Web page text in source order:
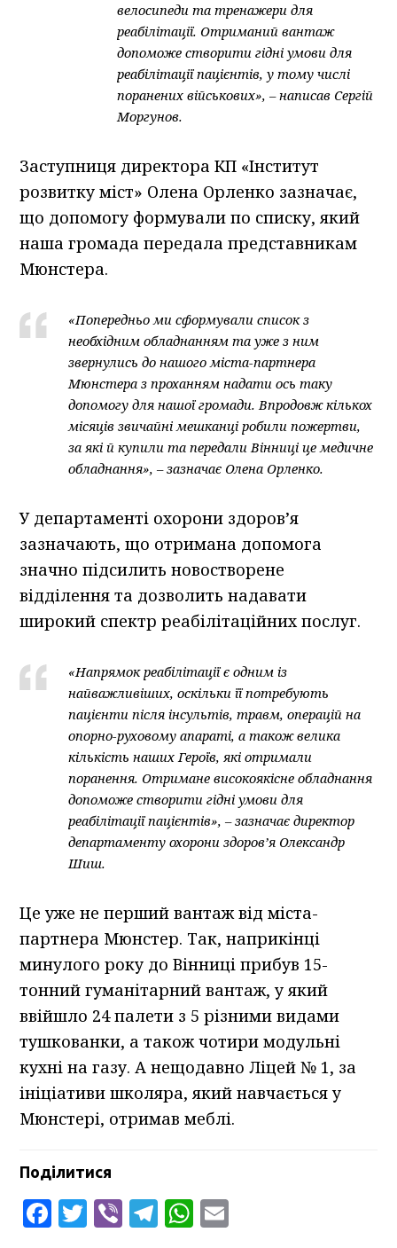
велосипеди та тренажери для
реабілітації. Отриманий вантаж
допоможе створити гідні умови для
реабілітації пацієнтів, у тому числі
поранених військових», – написав Сергій
Моргунов.
Заступниця директора КП «Інститут
розвитку міст» Олена Орленко зазначає,
що допомогу формували по списку, який
наша громада передала представникам
Мюнстера.
«Попередньо ми сформували список з
необхідним обладнанням та уже з ним
звернулись до нашого міста-партнера
Мюнстера з проханням надати ось таку
допомогу для нашої громади. Впродовж кількох
місяців звичайні мешканці робили пожертви,
за які й купили та передали Вінниці це медичне
обладнання», – зазначає Олена Орленко.
У департаменті охорони здоров’я
зазначають, що отримана допомога
значно підсилить новостворене
відділення та дозволить надавати
широкий спектр реабілітаційних послуг.
«Напрямок реабілітації є одним із
найважливіших, оскільки її потребують
пацієнти після інсультів, травм, операцій на
опорно-руховому апараті, а також велика
кількість наших Героїв, які отримали
поранення. Отримане високоякісне обладнання
допоможе створити гідні умови для
реабілітації пацієнтів», – зазначає директор
департаменту охорони здоров’я Олександр
Шиш.
Це уже не перший вантаж від міста-
партнера Мюнстер. Так, наприкінці
минулого року до Вінниці прибув 15-
тонний гуманітарний вантаж, у який
ввійшло 24 палети з 5 різними видами
тушкованки, а також чотири модульні
кухні на газу. А нещодавно Ліцей № 1, за
ініціативи школяра, який навчається у
Мюнстері, отримав меблі.
Поділитися
Facebook
Twitter
ViberTelegram
WhatsApp